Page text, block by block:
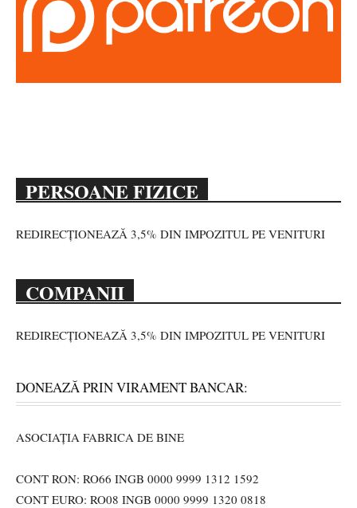
PERSOANE FIZICE
REDIRECȚIONEAZĂ 3,5% DIN IMPOZITUL PE VENITURI
COMPANII
REDIRECȚIONEAZĂ 3,5% DIN IMPOZITUL PE VENITURI
DONEAZĂ PRIN VIRAMENT BANCAR:
ASOCIAȚIA FABRICA DE BINE
CONT RON: RO66 INGB 0000 9999 1312 1592
CONT EURO: RO08 INGB 0000 9999 1320 0818